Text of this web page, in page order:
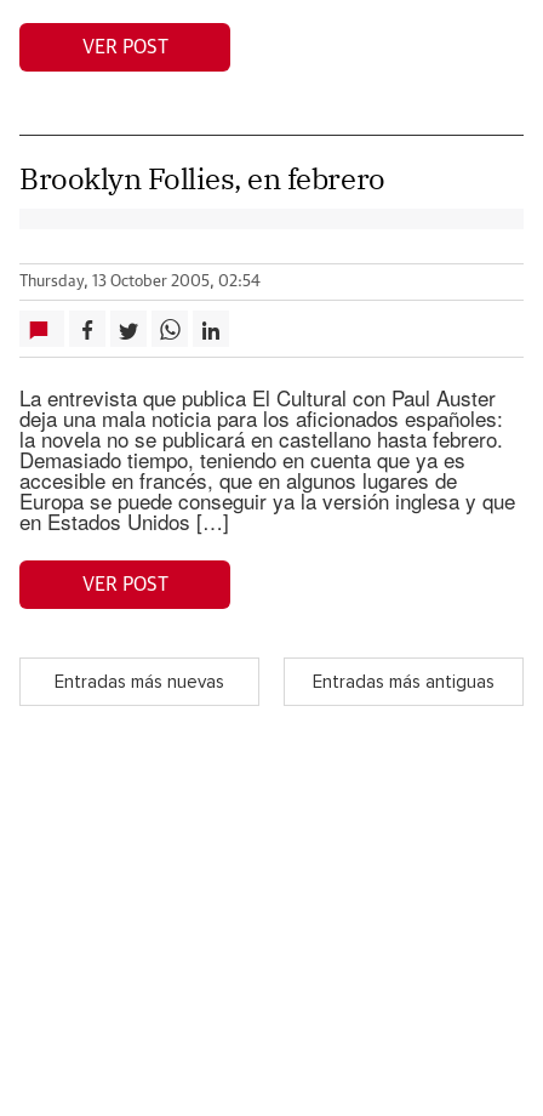
VER POST
Brooklyn Follies, en febrero
Thursday, 13 October 2005, 02:54
La entrevista que publica El Cultural con Paul Auster
deja una mala noticia para los aficionados españoles:
la novela no se publicará en castellano hasta febrero.
Demasiado tiempo, teniendo en cuenta que ya es
accesible en francés, que en algunos lugares de
Europa se puede conseguir ya la versión inglesa y que
en Estados Unidos […]
VER POST
Entradas más nuevas Entradas más antiguas